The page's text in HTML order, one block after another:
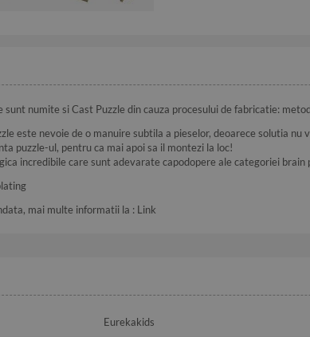
sunt numite si Cast Puzzle din cauza procesului de fabricatie:
este nevoie de o manuire subtila a pieselor, deoarece solutia nu
puzzle-ul, pentru ca mai apoi sa il montezi la loc!
incredibile care sunt adevarate capodopere ale categoriei brain
mai multe informatii la : Link
Eurekakids